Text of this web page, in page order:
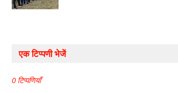
एक टिप्पणी भेजें
0 टिप्पणियाँ